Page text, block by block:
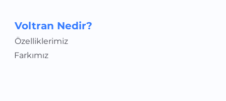
Voltran Nedir?
Özelliklerimiz
Farkımız